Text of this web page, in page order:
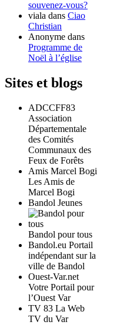
souvenez-vous?
viala dans Ciao
Christian
Anonyme dans
Programme de
Noël à l’église
Sites et blogs
ADCCFF83
Association
Départementale
des Comités
Communaux des
Feux de Forêts
Amis Marcel Bogi
Les Amis de
Marcel Bogi
Bandol Jeunes
Bandol pour tous
Bandol.eu Portail
indépendant sur la
ville de Bandol
Ouest-Var.net
Votre Portail pour
l’Ouest Var
TV 83 La Web
TV du Var